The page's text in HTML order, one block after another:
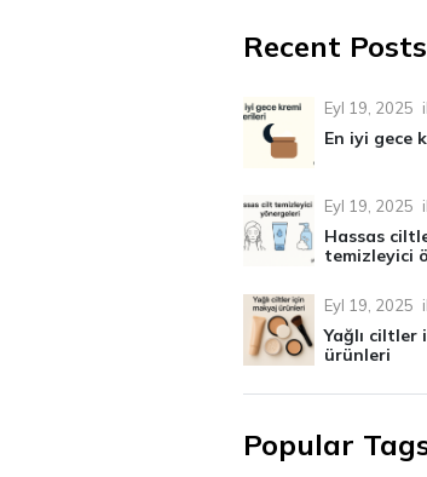
Recent Posts
Eyl 19, 2025
En iyi gece
Eyl 19, 2025
Hassas
temizleyici
Eyl 19, 2025
Yağlı ciltler
ürünleri
Popular